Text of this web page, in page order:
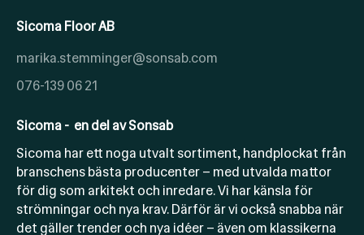
Sicoma Floor AB
marika.stemminger@sonsab.com
076-139 06 21
Sicoma - en del av Sonsab
Sicoma har ett noga utvalt sortiment, handplockat från
branschens bästa producenter – med utvalda mattor
för dig som arkitekt och inredare. Vi har känsla för
strömningar och nya krav. Därför är vi också snabba när
det gäller trender och nya idéer – även om klassikerna